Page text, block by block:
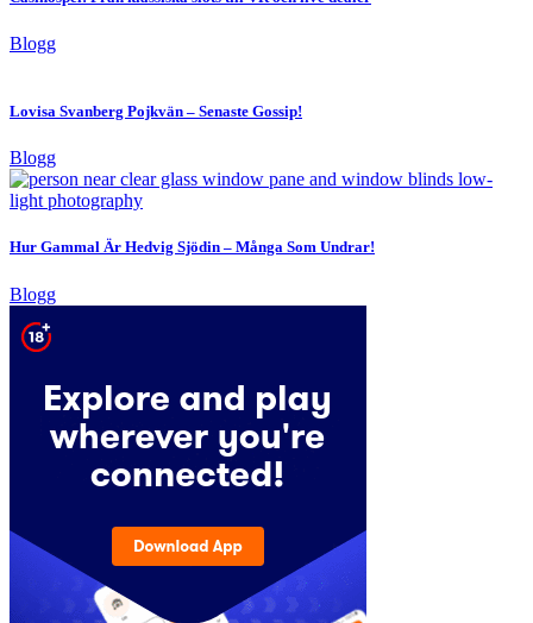
Blogg
Lovisa Svanberg Pojkvän – Senaste Gossip!
Blogg
Hur Gammal Är Hedvig Sjödin – Många Som Undrar!
Blogg